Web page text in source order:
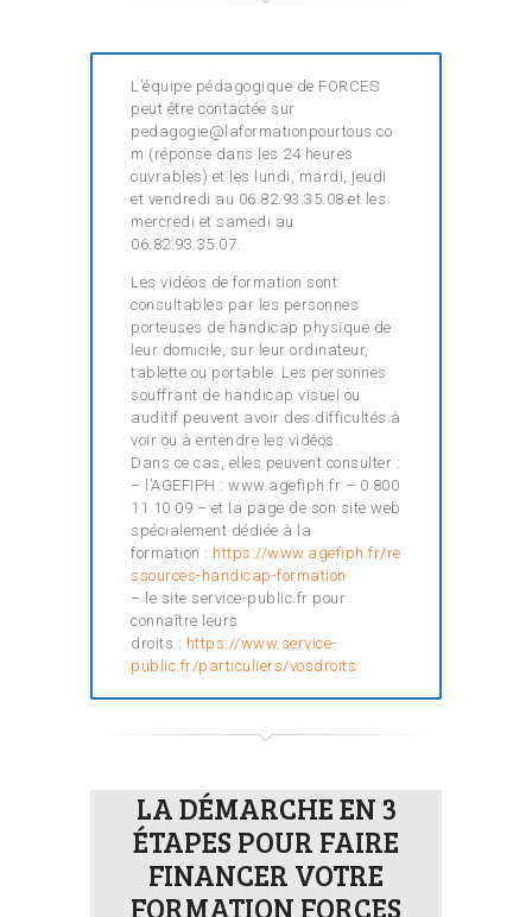
L’équipe pédagogique de FORCES
peut être contactée sur
pedagogie@laformationpourtous.co
m (réponse dans les 24 heures
ouvrables) et les lundi, mardi, jeudi
et vendredi au 06.82.93.35.08 et les
mercredi et samedi au
06.82.93.35.07.
Les vidéos de formation sont
consultables par les personnes
porteuses de handicap physique de
leur domicile, sur leur ordinateur,
tablette ou portable. Les personnes
souffrant de handicap visuel ou
auditif peuvent avoir des difficultés à
voir ou à entendre les vidéos.
Dans ce cas, elles peuvent consulter :
– l’AGEFIPH : www.agefiph.fr – 0 800
11 10 09 – et la page de son site web
spécialement dédiée à la
formation : https://www.agefiph.fr/re
ssources-handicap-formation
– le site service-public.fr pour
connaître leurs
droits : https://www.service-
public.fr/particuliers/vosdroits
LA DÉMARCHE EN 3
ÉTAPES POUR FAIRE
FINANCER VOTRE
FORMATION FORCES